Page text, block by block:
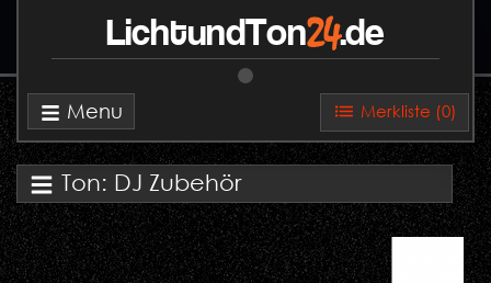
Merkliste (0)
Menu
LichtundTon24.de
Ton: DJ Zubehör